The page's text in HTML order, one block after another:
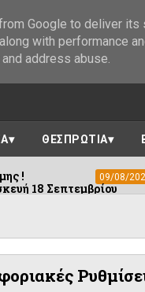
ΘΕΣΠΡΩΤΙΑ
09/08/2026
Συνελήφθη
Google to deliver its
with performance
address abuse.